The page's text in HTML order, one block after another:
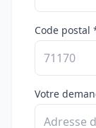
Code postal
Votre